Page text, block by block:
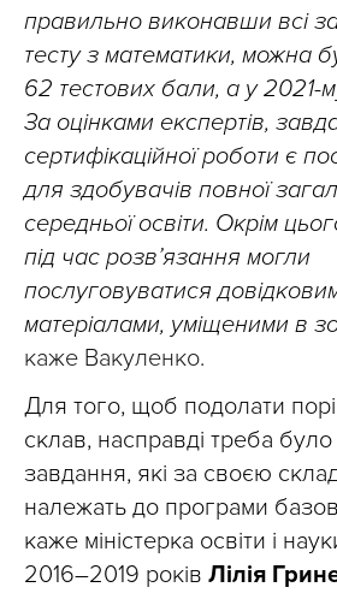
правильно виконавши всі
тесту з математики, можна
62 тестових бали, а у 2021-
За оцінками експертів,
сертифікаційної роботи є
для здобувачів повної
середньої освіти. Окрім
під час розв’язання могли
послуговуватися
матеріалами, уміщеними в
каже Вакуленко.
Для того, щоб подолати
склав, насправді треба було
завдання, які за своєю
належать до програми
каже міністерка освіти і
2016–2019 років Лілія